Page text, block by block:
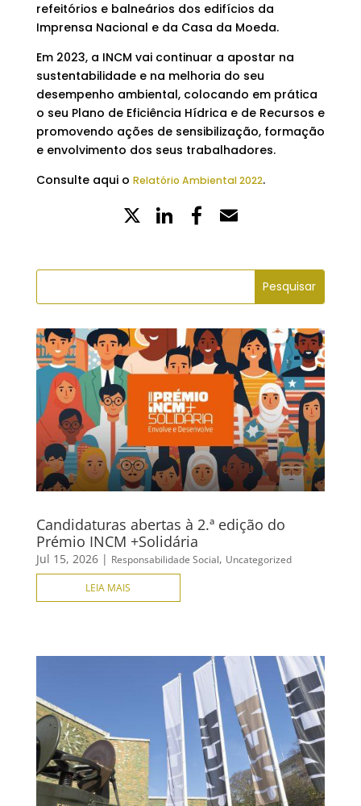
refeitórios e balneários dos edifícios da
Imprensa Nacional e da Casa da Moeda.
Em 2023, a INCM vai continuar a apostar na
sustentabilidade e na melhoria do seu
desempenho ambiental, colocando em prática
o seu Plano de Eficiência Hídrica e de Recursos e
promovendo ações de sensibilização, formação
e envolvimento dos seus trabalhadores.
Consulte aqui o Relatório Ambiental 2022.
X LinkedIn
Partilhe
Facebook
Candidaturas abertas à 2.ª edição do
Prémio INCM +Solidária
Jul 15, 2026| Responsabilidade Social, Uncategorized
LEIA MAIS